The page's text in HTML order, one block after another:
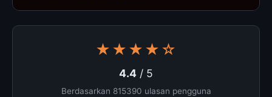
★★★★☆
4.4 / 5
Berdasarkan 815390 ulasan pengguna